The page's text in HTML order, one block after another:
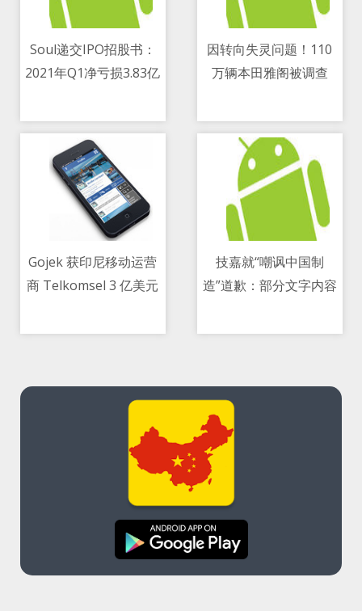
Soul递交IPO招股书：
2021年Q1净亏损3.83亿
东
因转向失灵问题！110
万辆本田雅阁被调查
Gojek 获印尼移动运营
商 Telkomsel 3 亿美元
技嘉就“嘲讽中国制
造”道歉：部分文字内容